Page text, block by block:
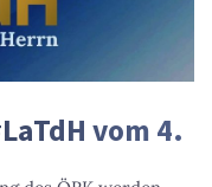
vom 4.